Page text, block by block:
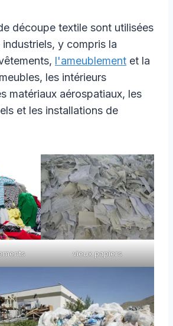
découpe textile sont utilisées
y compris la
l'ameublement et la
les intérieurs
matériaux aérospatiaux, les
et les installations de
vieux papiers